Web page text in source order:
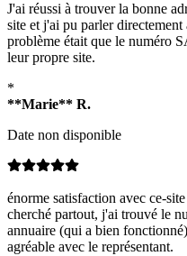
J'ai réussi à trouver la bonne
site et j'ai pu parler
problème était que le numéro
leur propre site.
*
**Marie** R.
Date non disponible
énorme satisfaction avec ce-
cherché partout, j'ai trouvé le
annuaire (qui a bien
agréable avec le représentant.